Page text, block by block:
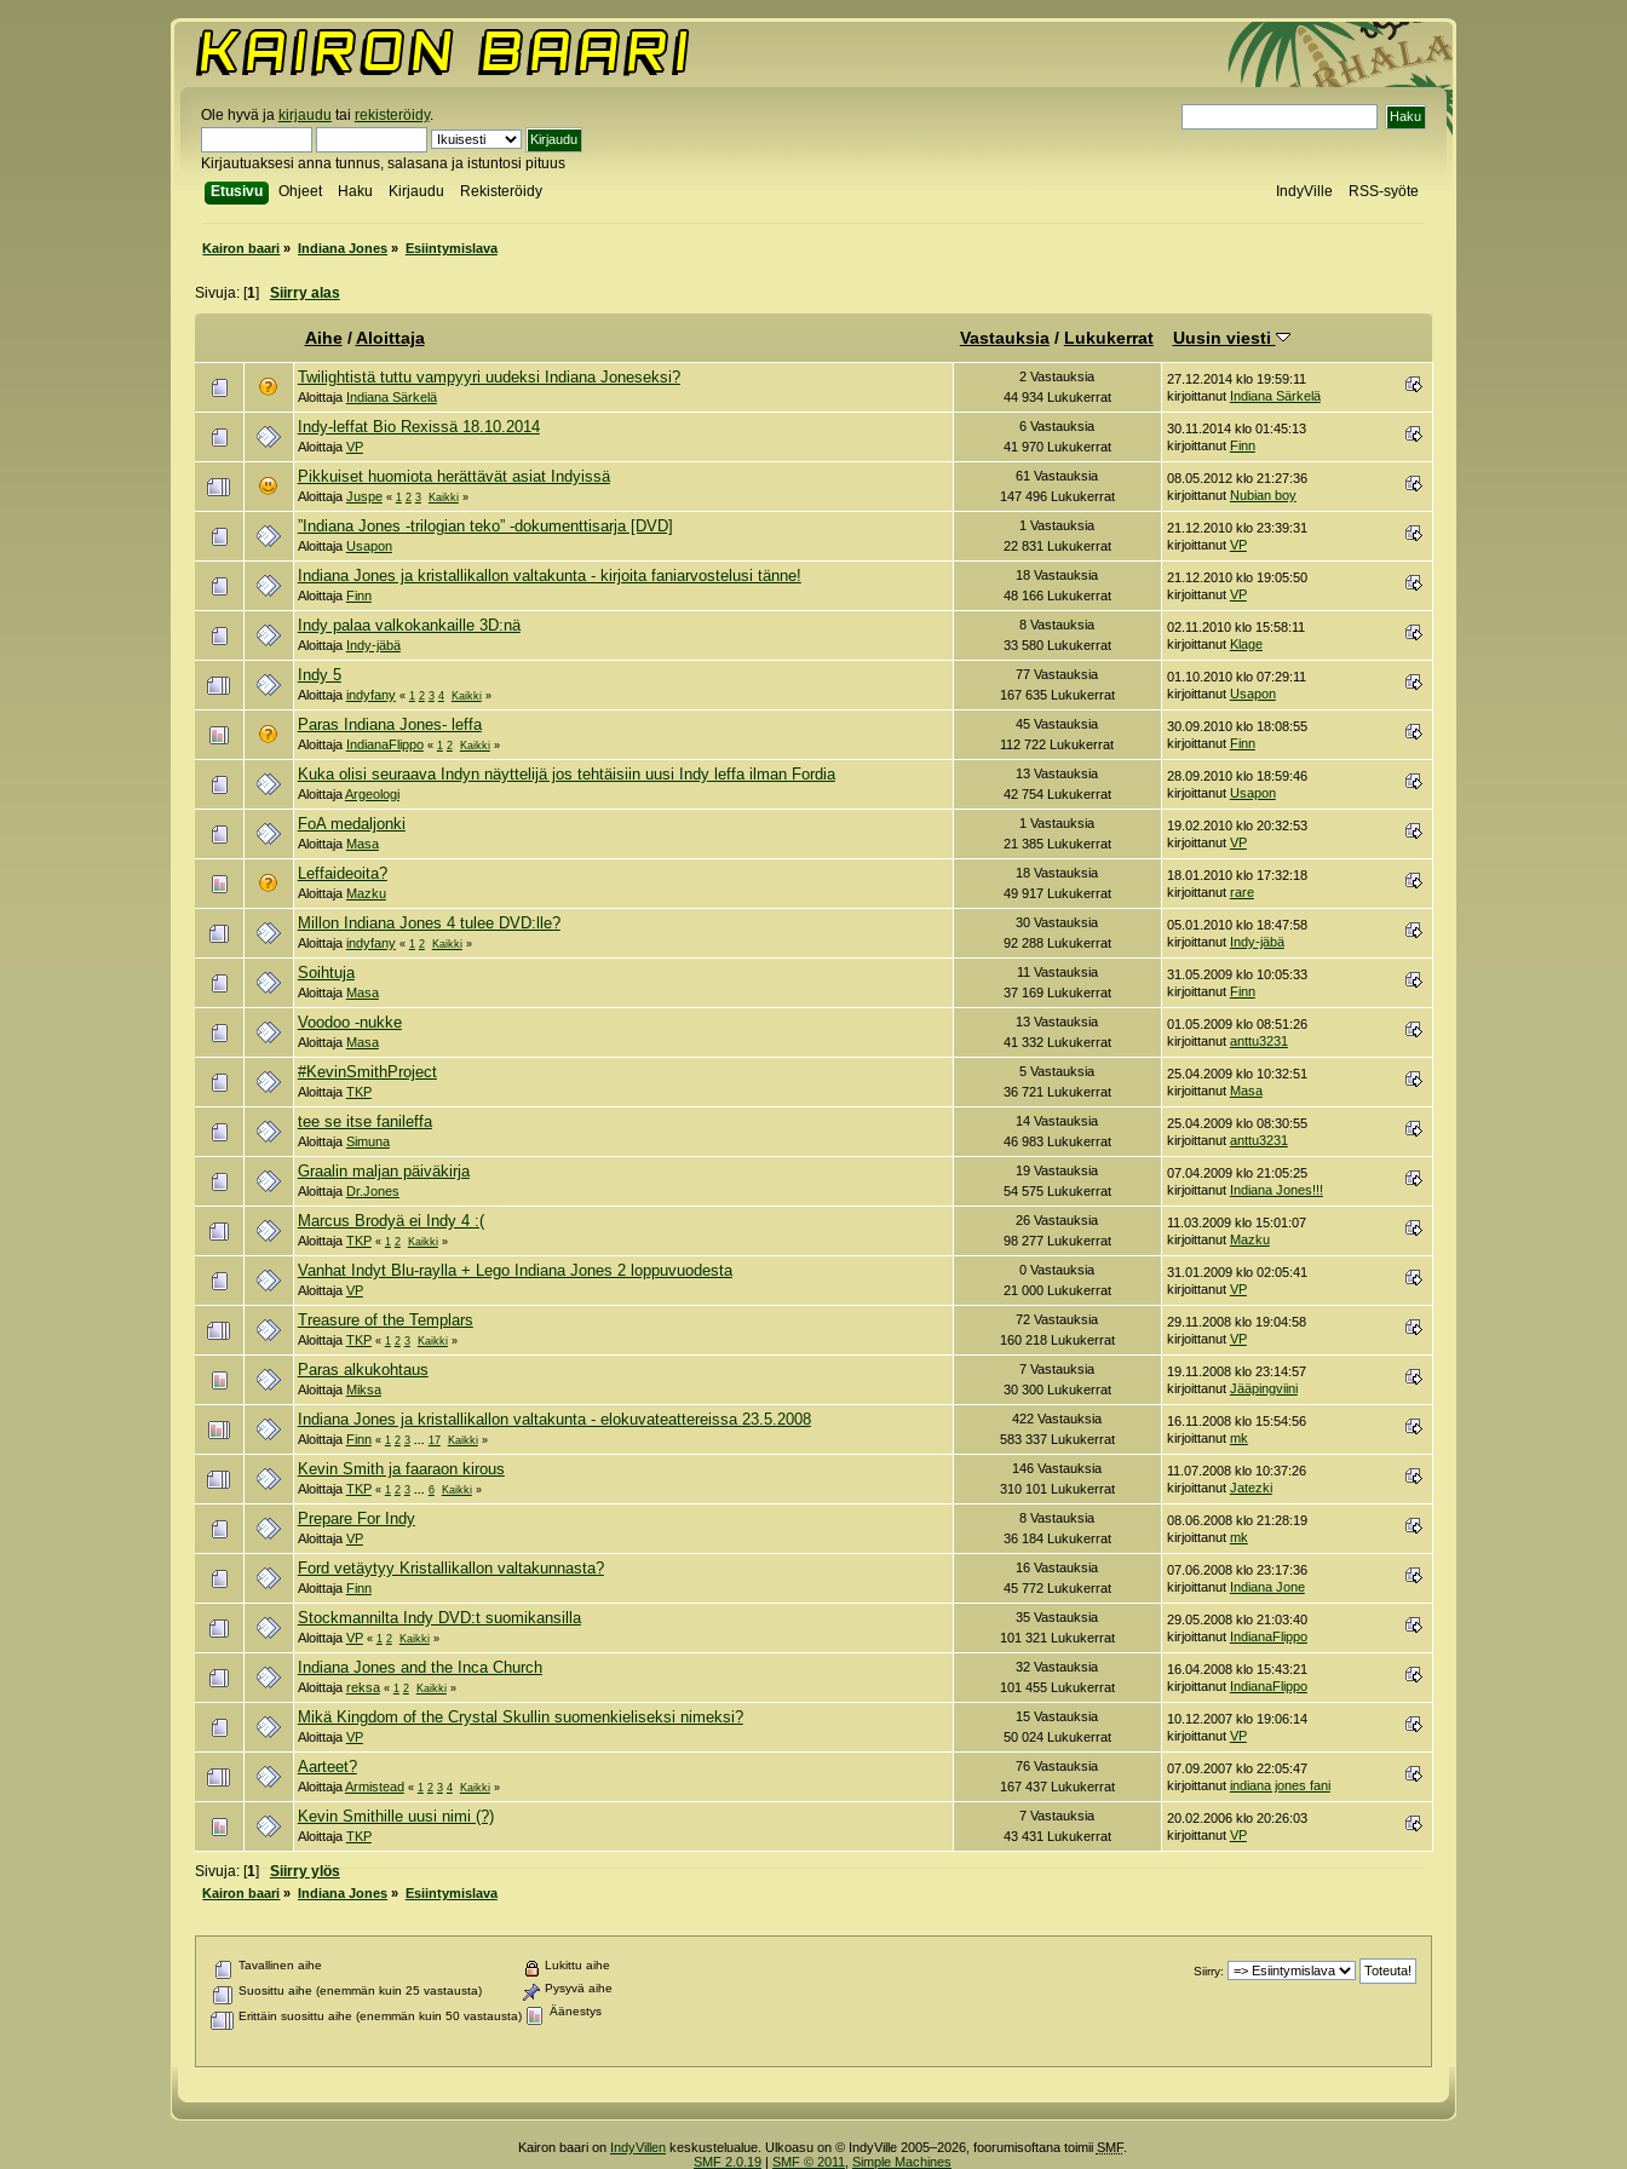
Ole hyvä ja kirjaudu tai rekisteröidy.
Kirjautuaksesi anna tunnus, salasana ja istuntosi pituus
Etusivu
Ohjeet Haku Kirjaudu Rekisteröidy IndyVille RSS-syöte
Kairon baari » Indiana Jones » Esiintymislava
Sivuja: [1] Siirry alas
Aihe/Aloittaja Vastauksia/ Lukukerrat Uusin viesti
Twilightistä tuttu vampyyri uudeksi Indiana Joneseksi?
Aloittaja Indiana Särkelä
2 Vastauksia
44 934 Lukukerrat
27.12.2014 klo 19:59:11
kirjoittanut Indiana Särkelä
Indy-leffat Bio Rexissä 18.10.2014
Aloittaja VP
6 Vastauksia
41 970 Lukukerrat
30.11.2014 klo 01:45:13
kirjoittanut Finn
Pikkuiset huomiota herättävät asiat Indyissä
Aloittaja Juspe « 1 2 3 Kaikki»
61 Vastauksia
147 496 Lukukerrat
08.05.2012 klo 21:27:36
kirjoittanut Nubian boy
”Indiana Jones -trilogian teko” -dokumenttisarja [DVD]
Aloittaja Usapon
1 Vastauksia
22 831 Lukukerrat
21.12.2010 klo 23:39:31
kirjoittanut VP
Indiana Jones ja kristallikallon valtakunta - kirjoita faniarvostelusi tänne!
Aloittaja Finn
18 Vastauksia
48 166 Lukukerrat
21.12.2010 klo 19:05:50
kirjoittanut VP
Indy palaa valkokankaille 3D:nä
Aloittaja Indy-jäbä
8 Vastauksia
33 580 Lukukerrat
02.11.2010 klo 15:58:11
kirjoittanut Klage
Indy 5
Aloittaja indyfany « 1 2 3 4 Kaikki»
77 Vastauksia
167 635 Lukukerrat
01.10.2010 klo 07:29:11
kirjoittanut Usapon
Paras Indiana Jones- leffa
Aloittaja IndianaFlippo « 1 2 Kaikki»
45 Vastauksia
112 722 Lukukerrat
30.09.2010 klo 18:08:55
kirjoittanut Finn
Kuka olisi seuraava Indyn näyttelijä jos tehtäisiin uusi Indy leffa ilman Fordia
AloittajaArgeologi
13 Vastauksia
42 754 Lukukerrat
28.09.2010 klo 18:59:46
kirjoittanut Usapon
FoA medaljonki
Aloittaja Masa
1 Vastauksia
21 385 Lukukerrat
19.02.2010 klo 20:32:53
kirjoittanut VP
Leffaideoita?
Aloittaja Mazku
18 Vastauksia
49 917 Lukukerrat
18.01.2010 klo 17:32:18
kirjoittanut rare
Millon Indiana Jones 4 tulee DVD:lle?
Aloittaja indyfany « 1 2 Kaikki»
30 Vastauksia
92 288 Lukukerrat
05.01.2010 klo 18:47:58
kirjoittanut Indy-jäbä
Soihtuja
Aloittaja Masa
11 Vastauksia
37 169 Lukukerrat
31.05.2009 klo 10:05:33
kirjoittanut Finn
Voodoo -nukke
Aloittaja Masa
13 Vastauksia
41 332 Lukukerrat
01.05.2009 klo 08:51:26
kirjoittanut anttu3231
#KevinSmithProject
Aloittaja TKP
5 Vastauksia
36 721 Lukukerrat
25.04.2009 klo 10:32:51
kirjoittanut Masa
tee se itse fanileffa
Aloittaja Simuna
14 Vastauksia
46 983 Lukukerrat
25.04.2009 klo 08:30:55
kirjoittanut anttu3231
Graalin maljan päiväkirja
Aloittaja Dr.Jones
19 Vastauksia
54 575 Lukukerrat
07.04.2009 klo 21:05:25
kirjoittanut Indiana Jones!!!
Marcus Brodyä ei Indy 4 :(
Aloittaja TKP « 1 2 Kaikki»
26 Vastauksia
98 277 Lukukerrat
11.03.2009 klo 15:01:07
kirjoittanut Mazku
Vanhat Indyt Blu-raylla + Lego Indiana Jones 2 loppuvuodesta
Aloittaja VP
0 Vastauksia
21 000 Lukukerrat
31.01.2009 klo 02:05:41
kirjoittanut VP
Treasure of the Templars
Aloittaja TKP « 1 2 3 Kaikki»
72 Vastauksia
160 218 Lukukerrat
29.11.2008 klo 19:04:58
kirjoittanut VP
Paras alkukohtaus
Aloittaja Miksa
7 Vastauksia
30 300 Lukukerrat
19.11.2008 klo 23:14:57
kirjoittanut Jääpingviini
Indiana Jones ja kristallikallon valtakunta - elokuvateattereissa 23.5.2008
Aloittaja Finn « 1 2 3 ... 17 Kaikki»
422 Vastauksia
583 337 Lukukerrat
16.11.2008 klo 15:54:56
kirjoittanut mk
Kevin Smith ja faaraon kirous
Aloittaja TKP « 1 2 3 ... 6 Kaikki»
146 Vastauksia
310 101 Lukukerrat
11.07.2008 klo 10:37:26
kirjoittanut Jatezki
Prepare For Indy
Aloittaja VP
8 Vastauksia
36 184 Lukukerrat
08.06.2008 klo 21:28:19
kirjoittanut mk
Ford vetäytyy Kristallikallon valtakunnasta?
Aloittaja Finn
16 Vastauksia
45 772 Lukukerrat
07.06.2008 klo 23:17:36
kirjoittanut Indiana Jone
Stockmannilta Indy DVD:t suomikansilla
Aloittaja VP « 1 2 Kaikki»
35 Vastauksia
101 321 Lukukerrat
29.05.2008 klo 21:03:40
kirjoittanut IndianaFlippo
Indiana Jones and the Inca Church
Aloittaja reksa « 1 2 Kaikki»
32 Vastauksia
101 455 Lukukerrat
16.04.2008 klo 15:43:21
kirjoittanut IndianaFlippo
Mikä Kingdom of the Crystal Skullin suomenkieliseksi nimeksi?
Aloittaja VP
15 Vastauksia
50 024 Lukukerrat
10.12.2007 klo 19:06:14
kirjoittanut VP
Aarteet?
AloittajaArmistead « 1 2 3 4 Kaikki»
76 Vastauksia
167 437 Lukukerrat
07.09.2007 klo 22:05:47
kirjoittanut indiana jones fani
Kevin Smithille uusi nimi (?)
Aloittaja TKP
7 Vastauksia
43 431 Lukukerrat
20.02.2006 klo 20:26:03
kirjoittanut VP
Sivuja: [1] Siirry ylös
Kairon baari » Indiana Jones » Esiintymislava
Siirry:
Tavallinen aihe
Suosittu aihe (enemmän kuin 25 vastausta)
Erittäin suosittu aihe (enemmän kuin 50 vastausta)
Lukittu aihe
Pysyvä aihe
Äänestys
Kairon baari on IndyVillenkeskustelualue. Ulkoasu on © IndyVille 2005–2026, foorumisoftana toimii SMF.
SMF 2.0.19| SMF © 2011 Simple Machines